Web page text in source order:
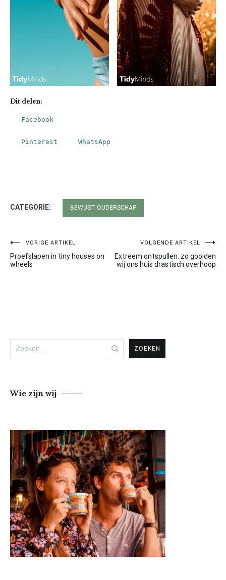
Dit delen:
Facebook
Pinterest WhatsApp
CATEGORIE: BEWUST OUDERSCHAP
Bericht
navigatie
VORIGE ARTIKEL
Proefslapen in tiny houses on
wheels
VOLGENDE ARTIKEL
Extreem ontspullen: zo gooiden
wij ons huis drastisch overhoop
Zoeken
naar:
Wie zijn wij